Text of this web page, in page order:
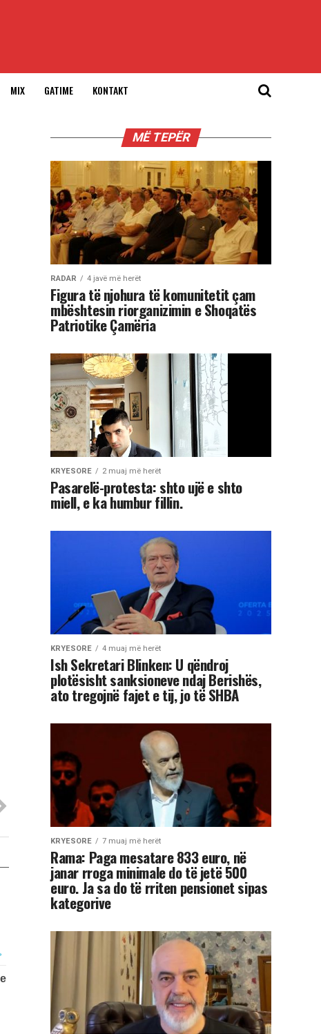
MIX GATIME KONTAKT
MË TEPËR
RADAR 4 javë më herët
Figura të njohura të komunitetit çam
mbështesin riorganizimin e Shoqatës
Patriotike Çamëria
KRYESORE 2 muaj më herët
Pasarelë-protesta: shto ujë e shto
miell, e ka humbur fillin.
KRYESORE 4 muaj më herët
Ish Sekretari Blinken: U qëndroj
plotësisht sanksioneve ndaj Berishës,
ato tregojnë fajet e tij, jo të SHBA
KRYESORE 7 muaj më herët
Rama: Paga mesatare 833 euro, në
janar rroga minimale do të jetë 500
euro. Ja sa do të rriten pensionet sipas
kategorive